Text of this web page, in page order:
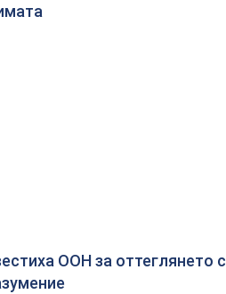
ООН за оттеглянето